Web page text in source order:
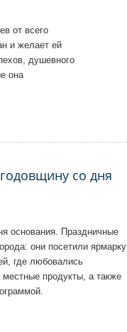
от всего
и желает ей
душевного
она
со дня
основания. Праздничные
они посетили ярмарку
где любовались
продукты, а также